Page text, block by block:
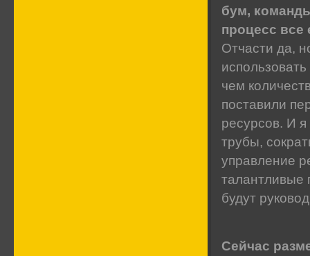
бум,
процесс все
Отчасти да,
чем
поставили
ресурсов. И я
трубы,
управление
талантливые
будут
Сейчас